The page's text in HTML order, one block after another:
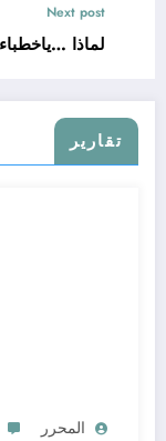
Next post
لماذا
تقارير
المحرر